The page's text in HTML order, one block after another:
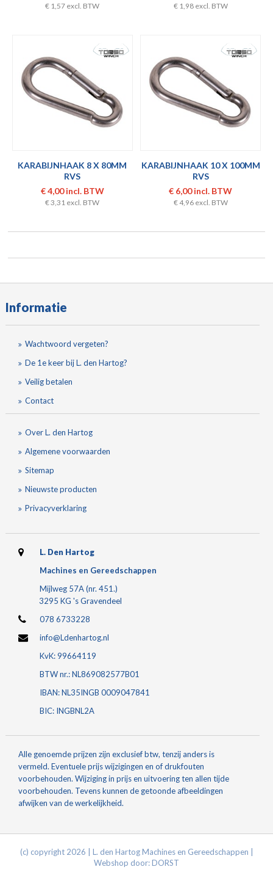
€ 1,57 excl. BTW € 1,98 excl. BTW
KARABIJNHAAK 8 X 80MM
RVS
€ 4,00 incl. BTW
€ 3,31 excl. BTW
KARABIJNHAAK 10 X 100MM
RVS
€ 6,00 incl. BTW
€ 4,96 excl. BTW
Informatie
Wachtwoord vergeten?
De 1e keer bij L. den Hartog?
Veilig betalen
Contact
Over L. den Hartog
Algemene voorwaarden
Sitemap
Nieuwste producten
Privacyverklaring
L. Den Hartog
Machines en Gereedschappen
Mijlweg 57A (nr. 451.)
3295 KG 's Gravendeel
078 6733228
info@Ldenhartog.nl
KvK: 99664119
BTW nr.: NL869082577B01
IBAN: NL35INGB 0009047841
BIC: INGBNL2A
Alle genoemde prijzen zijn exclusief btw, tenzij anders is
vermeld. Eventuele prijs wijzigingen en of drukfouten
voorbehouden. Wijziging in prijs en uitvoering ten allen tijde
voorbehouden. Tevens kunnen de getoonde afbeeldingen
afwijken van de werkelijkheid.
(c) copyright 2026 | L. den Hartog Machines en Gereedschappen |
Webshop door:DORST